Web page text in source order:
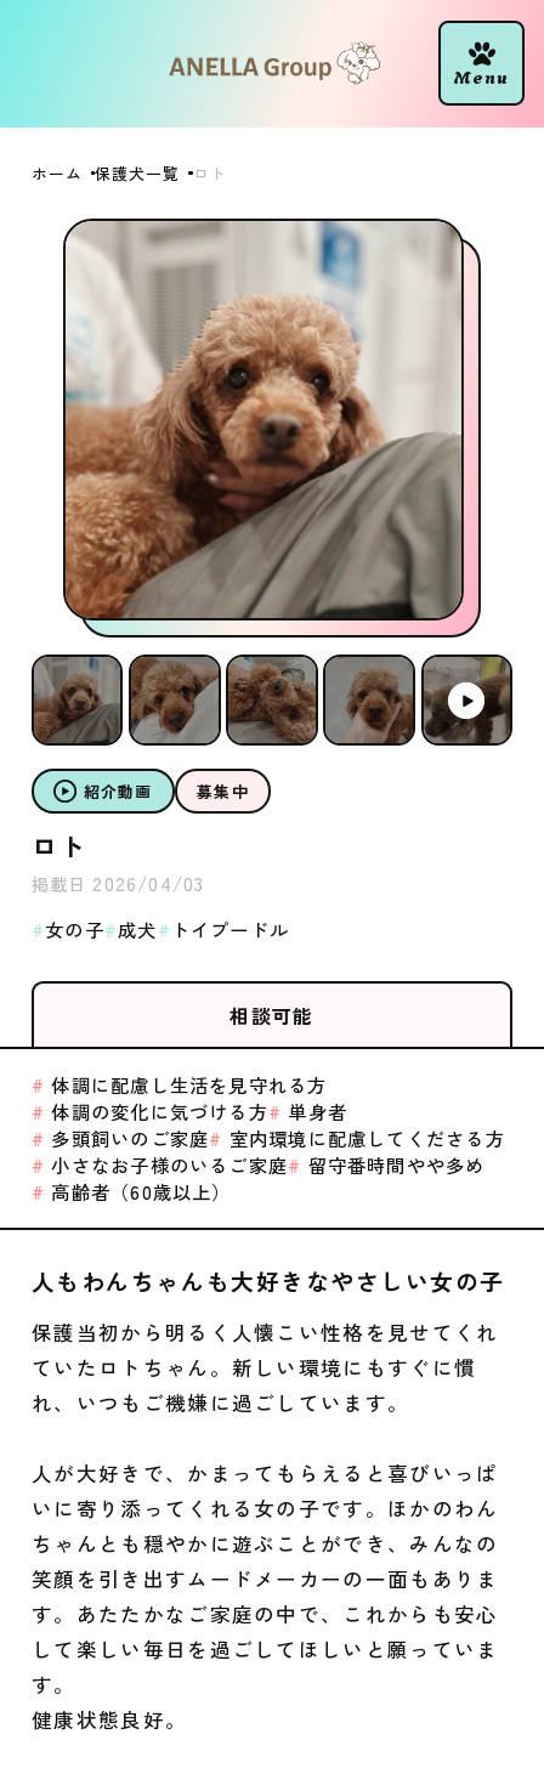
ホーム 保護犬一覧 ロト
紹介動画 募集中
ロト
掲載日 2026/04/03
女の子 成犬 トイプードル
相談可能
体調に配慮し生活を見守れる方
体調の変化に気づける方
単身者
多頭飼いのご家庭
室内環境に配慮してくださる方
小さなお子様のいるご家庭
留守番時間やや多め
高齢者（60歳以上）
人もわんちゃんも大好きなやさしい女の子
保護当初から明るく人懐こい性格を見せてくれ
ていたロトちゃん。新しい環境にもすぐに慣
れ、いつもご機嫌に過ごしています。
人が大好きで、かまってもらえると喜びいっぱ
いに寄り添ってくれる女の子です。ほかのわん
ちゃんとも穏やかに遊ぶことができ、みんなの
笑顔を引き出すムードメーカーの一面もありま
す。あたたかなご家庭の中で、これからも安心
して楽しい毎日を過ごしてほしいと願っていま
す。
健康状態良好。